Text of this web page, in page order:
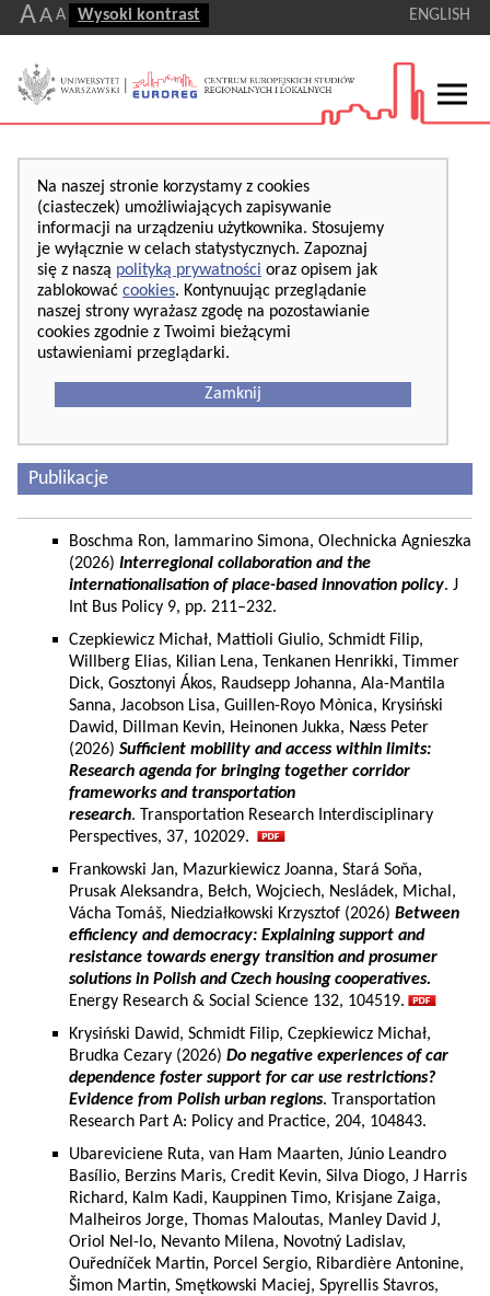
AA A Wysoki kontrast ENGLISH
Na naszej stronie korzystamy z cookies
(ciasteczek) umożliwiających zapisywanie
informacji na urządzeniu użytkownika. Stosujemy
je wyłącznie w celach statystycznych. Zapoznaj
się z naszą polityką prywatności oraz opisem jak
zablokować cookies. Kontynuując przeglądanie
naszej strony wyrażasz zgodę na pozostawianie
cookies zgodnie z Twoimi bieżącymi
ustawieniami przeglądarki.
Zamknij
Publikacje
Boschma Ron, Iammarino Simona, Olechnicka Agnieszka
(2026) Interregional collaboration and the
internationalisation of place-based innovation policy. J
Int Bus Policy 9, pp. 211–232.
Czepkiewicz Michał, Mattioli Giulio, Schmidt Filip,
Willberg Elias, Kilian Lena, Tenkanen Henrikki, Timmer
Dick, Gosztonyi Ákos, Raudsepp Johanna, Ala-Mantila
Sanna, Jacobson Lisa, Guillen-Royo Mònica, Krysiński
Dawid, Dillman Kevin, Heinonen Jukka, Næss Peter
(2026) Sufficient mobility and access within limits:
Research agenda for bringing together corridor
frameworks and transportation
research. Transportation Research Interdisciplinary
Perspectives, 37, 102029.
Frankowski Jan, Mazurkiewicz Joanna, Stará Soňa,
Prusak Aleksandra, Bełch, Wojciech, Nesládek, Michal,
Vácha Tomáš, Niedziałkowski Krzysztof (2026) Between
efficiency and democracy: Explaining support and
resistance towards energy transition and prosumer
solutions in Polish and Czech housing cooperatives.
Energy Research & Social Science 132, 104519.
Krysiński Dawid, Schmidt Filip, Czepkiewicz Michał,
Brudka Cezary (2026) Do negative experiences of car
dependence foster support for car use restrictions?
Evidence from Polish urban regions. Transportation
Research Part A: Policy and Practice, 204, 104843.
Ubareviciene Ruta, van Ham Maarten, Júnio Leandro
Basílio, Berzins Maris, Credit Kevin, Silva Diogo, J Harris
Richard, Kalm Kadi, Kauppinen Timo, Krisjane Zaiga,
Malheiros Jorge, Thomas Maloutas, Manley David J,
Oriol Nel-lo, Nevanto Milena, Novotný Ladislav,
Ouředníček Martin, Porcel Sergio, Ribardière Antonine,
Šimon Martin, Smętkowski Maciej, Spyrellis Stavros,